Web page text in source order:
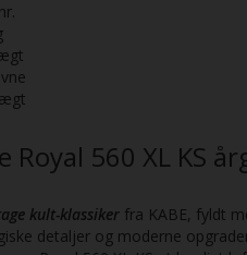
Royal 560 XL KS
kult-klassiker fra KABE, fyldt
detaljer og moderne